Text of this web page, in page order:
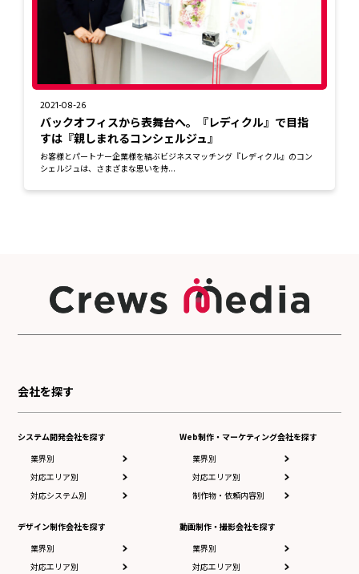
2021-08-26
バックオフィスから表舞台へ。『レディクル』で目指
すは『親しまれるコンシェルジュ』
お客様とパートナー企業様を結ぶビジネスマッチング『レディクル』のコン
シェルジュは、さまざまな思いを持...
会社を探す
システム開発会社を探す
業界別
対応エリア別
対応システム別
デザイン制作会社を探す
業界別
対応エリア別
Web制作・マーケティング会社を探す
業界別
対応エリア別
制作物・依頼内容別
動画制作・撮影会社を探す
業界別
対応エリア別